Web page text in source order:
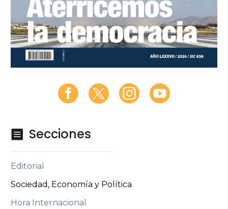
 Secciones
Editorial
Sociedad, Economía y Política
Hora Internacional